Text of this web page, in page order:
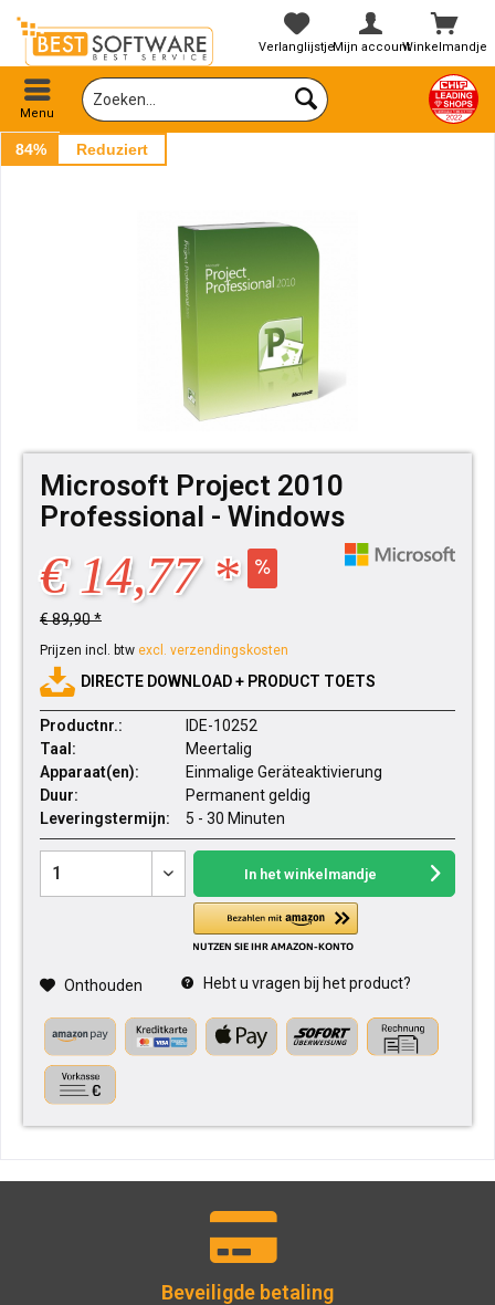
Winkelmandje
VerlanglijstjeMijn account
Menu
84% Reduziert
Microsoft Project 2010
Professional - Windows
€ 14,77 *
€ 89,90 *
Prijzen incl. btw excl. verzendingskosten
DIRECTE DOWNLOAD + PRODUCT TOETS
Productnr.:
IDE-10252
Taal:
Meertalig
Apparaat(en):
Einmalige Geräteaktivierung
Duur:
Permanent geldig
Leveringstermijn:
5 - 30 Minuten
In het winkelmandje
Onthouden Hebt u vragen bij het product?
Beveiligde betaling